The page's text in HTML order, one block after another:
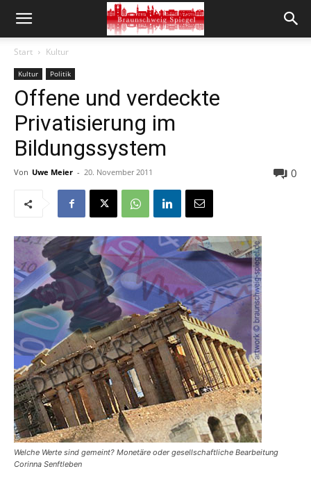
Start Kultur
Kultur Politik
Offene und verdeckte
Privatisierung im
Bildungssystem
Von Uwe Meier - 20. November 2011 0
Welche Werte sind gemeint? Monetäre oder gesellschaftliche Bearbeitung
Corinna Senftleben